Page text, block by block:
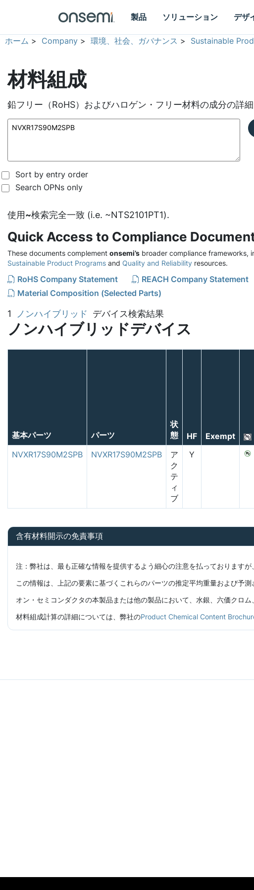
製品 ソリューション デザ
ホーム > Company >環境、社会、ガバナンス > Sustainable
材料組成
鉛フリー（RoHS）およびハロゲン・フリー材料の成分の詳細
Sort by entry order
Search OPNs only
使用~検索完全一致 (i.e. ~NTS2101PT1).
Quick Access to Compliance
These documents complement onsemi’s broader compliance frameworks,
Sustainable Product Programs and Quality and Reliability resources.
RoHS Company Statement
REACH Company Statement
Material Composition (Selected Parts)
1 ノンハイブリッド デバイス検索結果
ノンハイブリッドデバイス
基本パーツ パーツ
状
態
HF Exempt
NVXR17S90M2SPB NVXR17S90M2SPB
ア
ク
テ
ィ
ブ
Y
含有材料開示の免責事項
注：弊社は、最も正確な情報を提供するよう細心の注意を払っております
この情報は、上記の要素に基づくこれらのパーツの推定平均重量および予
オン・セミコンダクタの本製品または他の製品において、水銀、六価クロ
材料組成計算の詳細については、弊社のProduct Chemical Content